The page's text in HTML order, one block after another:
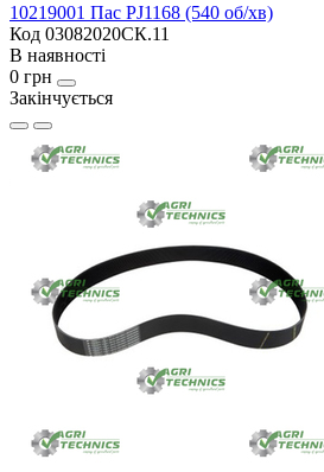
10219001 Пас PJ1168 (540 об/хв)
Код 03082020СК.11
В наявності
0 грн
Закінчується